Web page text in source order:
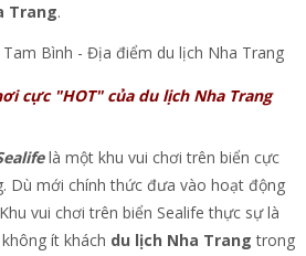
Trang.
cực "HOT" của du lịch Nha Trang
là một khu vui chơi trên biển cực
Dù mới chính thức đưa vào hoạt động
vui chơi trên biển Sealife thực sự là
ít khách du lịch Nha Trang trong